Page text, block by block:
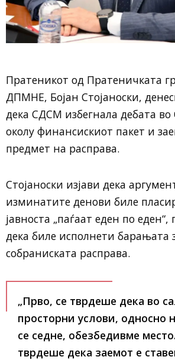
Пратеникот од Пратеничката
ДПМНЕ, Бојан Стојаноски,
дека СДСМ избегнала дебата
околу финансискиот пакет и
предмет на расправа.
Стојаноски изјави дека
изминатите денови биле
јавноста „паѓаат еден по еден“,
дека биле исполнети барањата
собраниската расправа.
„Прво, се тврдеше дека во
просторни услови, односно
се седне, обезбедивме
тврдеше дека заемот е